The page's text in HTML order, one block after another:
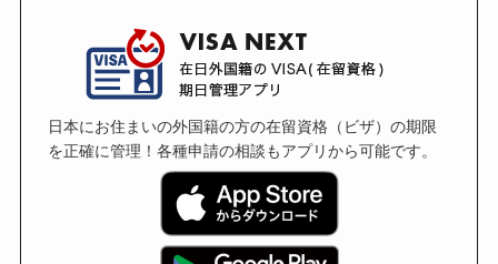
日本にお住まいの外国籍の方の在留資格（ビザ）の期限
を正確に管理！各種申請の相談もアプリから可能です。